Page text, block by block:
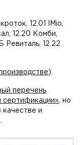
12.01 IMio,
12.20 Комби,
Ревиталь, 12.22
).
перечень
сертификации» , но
и